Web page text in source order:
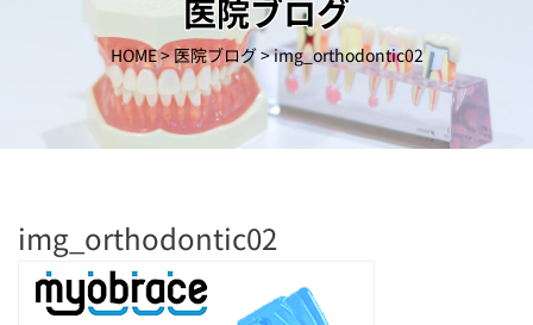
t
医院ブログ
HOME>医院ブログ>img_orthodontic02
img_orthodontic02